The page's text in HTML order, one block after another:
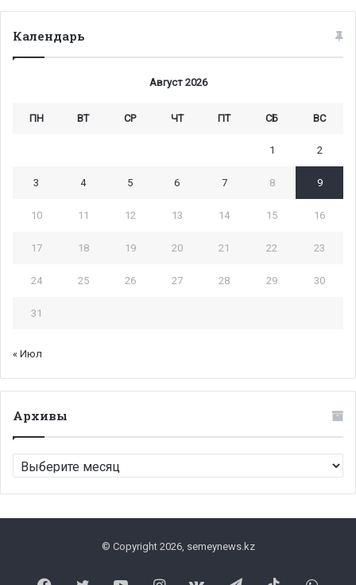
Календарь
Август 2026
ПН ВТ СР ЧТ ПТ СБ ВС
1 2
3 4 5 6 7 8 9
10 11 12 13 14 15 16
17 18 19 20 21 22 23
24 25 26 27 28 29 30
31
« Июл
Архивы
Архивы
© Copyright 2026, semeynews.kz